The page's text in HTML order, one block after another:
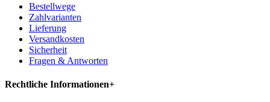
Bestellwege
Zahlvarianten
Lieferung
Versandkosten
Sicherheit
Fragen & Antworten
Rechtliche Informationen+